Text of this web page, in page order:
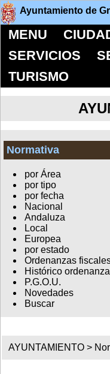
Ayuntamiento de
MENU
SERVICIOS
TURISMO
Normativa
por Área
por tipo
por fecha
Nacional
Andaluza
Local
Europea
por estado
Ordenanzas
Histórico
P.G.O.U.
Novedades
Buscar
AYUNTAMIENTO >